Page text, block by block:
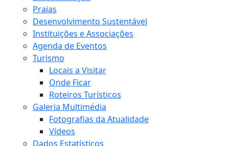
Praias
Desenvolvimento Sustentável
Instituições e Associações
Agenda de Eventos
Turismo
Locais a Visitar
Onde Ficar
Roteiros Turísticos
Galeria Multimédia
Fotografias da Atualidade
Vídeos
Dados Estatísticos